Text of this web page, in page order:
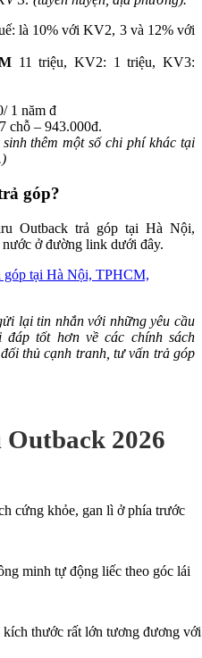
là 10% với KV2, 3 và 12% với
11 triệu, KV2: 1 triệu, KV3:
1 năm đ
chỗ – 943.000đ.
thêm một số chi phí khác tại
góp?
Outback trả góp tại Hà Nội,
ở đường link dưới đây.
góp tại Hà Nội, TPHCM,
lại tin nhắn với những yêu cầu
tốt hơn về các chính sách
thủ cạnh tranh, tư vấn trả góp
2026
cứng khỏe, gan lì ở phía trước
minh tự động liếc theo góc lái
thước rất lớn tương đương